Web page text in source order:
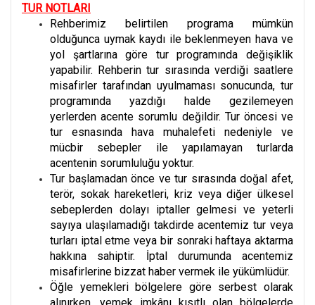
TUR NOTLARI
Rehberimiz belirtilen programa mümkün
olduğunca uymak kaydı ile beklenmeyen hava ve
yol şartlarına göre tur programında değişiklik
yapabilir. Rehberin tur sırasında verdiği saatlere
misafirler tarafından uyulmaması sonucunda, tur
programında yazdığı halde gezilemeyen
yerlerden acente sorumlu değildir. Tur öncesi ve
tur esnasında hava muhalefeti nedeniyle ve
mücbir sebepler ile yapılamayan turlarda
acentenin sorumluluğu yoktur.
Tur başlamadan önce ve tur sırasında doğal afet,
terör, sokak hareketleri, kriz veya diğer ülkesel
sebeplerden dolayı iptaller gelmesi ve yeterli
sayıya ulaşılamadığı takdirde acentemiz tur veya
turları iptal etme veya bir sonraki haftaya aktarma
hakkına sahiptir. İptal durumunda acentemiz
misafirlerine bizzat haber vermek ile yükümlüdür.
Öğle yemekleri bölgelere göre serbest olarak
alınırken, yemek imkânı kısıtlı olan bölgelerde